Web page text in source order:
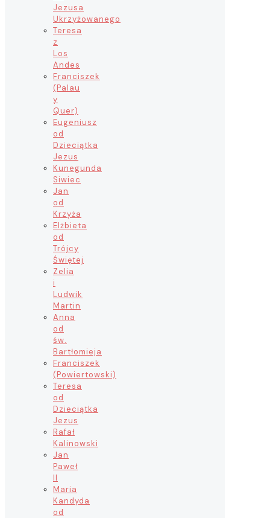
Jezusa
Ukrzyżowanego
Teresa
z
Los
Andes
Franciszek
(Palau
y
Quer)
Eugeniusz
od
Dzieciątka
Jezus
Kunegunda
Siwiec
Jan
od
Krzyża
Elżbieta
od
Trójcy
Świętej
Zelia
i
Ludwik
Martin
Anna
od
św.
Bartłomieja
Franciszek
(Powiertowski)
Teresa
od
Dzieciątka
Jezus
Rafał
Kalinowski
Jan
Paweł
II
Maria
Kandyda
od